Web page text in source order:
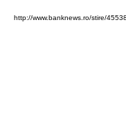
http://www.banknews.ro/stire/